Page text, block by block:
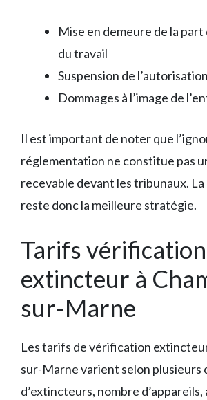
Mise en demeure de la part
du travail
Suspension de
Dommages à l’image de
Il est important de noter que
réglementation ne constitue pas
recevable devant les tribunaux.
reste donc la meilleure stratégie.
Tarifs vérification
extincteur à
sur-Marne
Les tarifs de vérification
sur-Marne varient selon plusieurs
d’extincteurs, nombre